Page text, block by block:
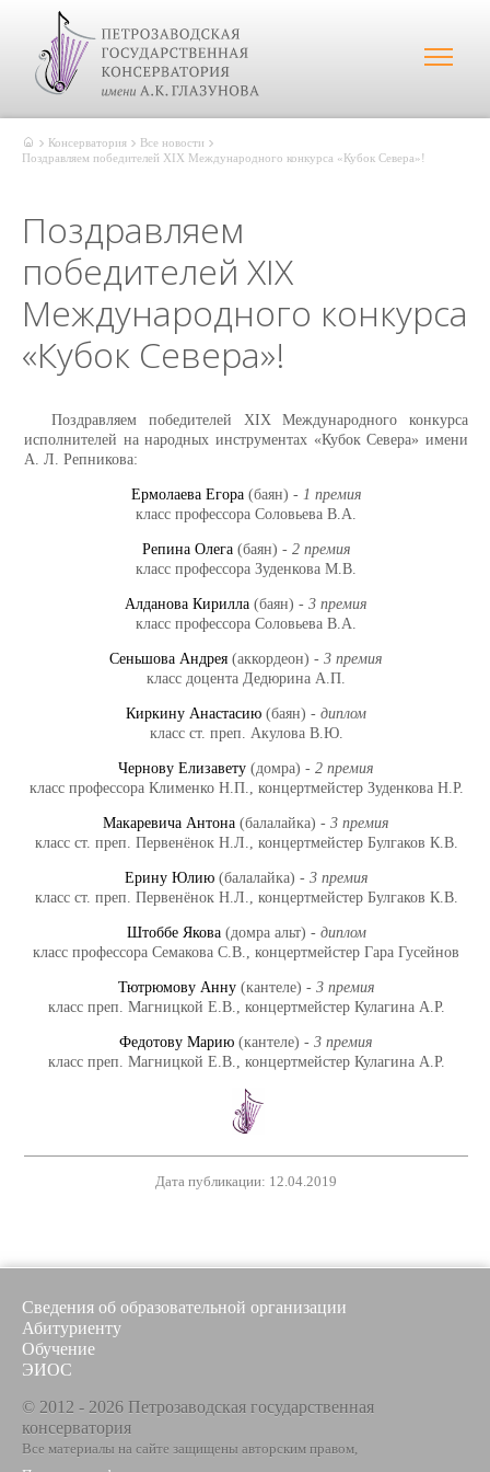
Консерватория
Все новости
Поздравляем победителей XIX Международного конкурса «Кубок Севера»!
Поздравляем
победителей XIX
Международного конкурса
«Кубок Севера»!
Поздравляем победителей XIX Международного конкурса
исполнителей на народных инструментах «Кубок Севера» имени
А. Л. Репникова:
Ермолаева Егора(баян) - 1 премия
класс профессора Соловьева В.А.
Репина Олега(баян) - 2 премия
класс профессора Зуденкова М.В.
Алданова Кирилла (баян) - 3 премия
класс профессора Соловьева В.А.
Сеньшова Андрея (аккордеон) - 3 премия
класс доцента Дедюрина А.П.
Киркину Анастасию (баян) - диплом
класс ст. преп. Акулова В.Ю.
Чернову Елизавету (домра) - 2 премия
класс профессора Клименко Н.П., концертмейстер Зуденкова Н.Р.
Макаревича Антона (балалайка) - 3 премия
класс ст. преп. Первенёнок Н.Л., концертмейстер Булгаков К.В.
Ерину Юлию(балалайка) - 3 премия
класс ст. преп. Первенёнок Н.Л., концертмейстер Булгаков К.В.
Штоббе Якова(домра альт) - диплом
класс профессора Семакова С.В., концертмейстер Гара Гусейнов
Тютрюмову Анну(кантеле) - 3 премия
класс преп. Магницкой Е.В., концертмейстер Кулагина А.Р.
Федотову Марию (кантеле) - 3 премия
класс преп. Магницкой Е.В., концертмейстер Кулагина А.Р.
Дата публикации: 12.04.2019
Сведения об образовательной организации
Абитуриенту
Обучение
ЭИОС
© 2012 - 2026 Петрозаводская государственная
консерватория
Все материалы на сайте защищены авторским правом,